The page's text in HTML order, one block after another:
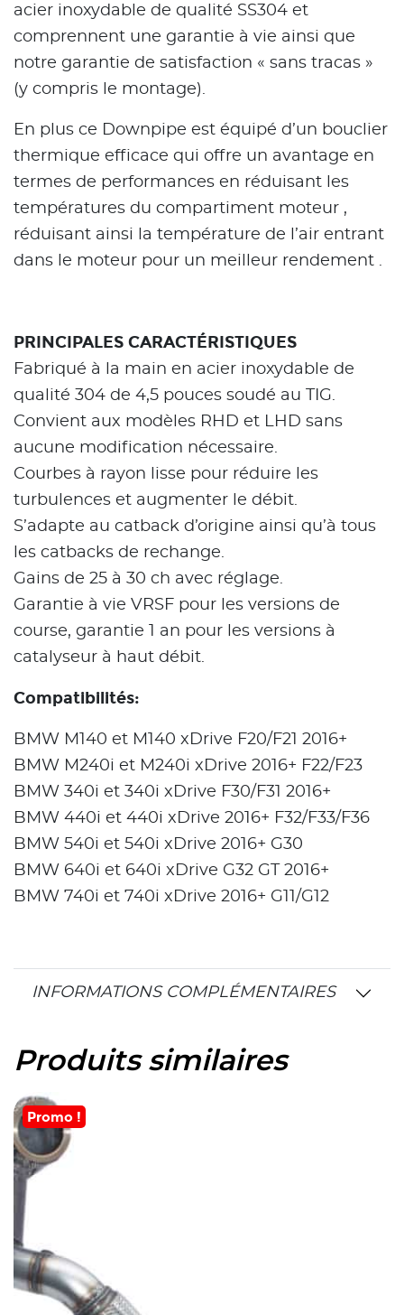
acier inoxydable de qualité SS304 et
comprennent une garantie à vie ainsi que
notre garantie de satisfaction « sans tracas »
(y compris le montage).
En plus ce Downpipe est équipé d’un bouclier
thermique efficace qui offre un avantage en
termes de performances en réduisant les
températures du compartiment moteur ,
réduisant ainsi la température de l’air entrant
dans le moteur pour un meilleur rendement .
PRINCIPALES CARACTÉRISTIQUES
Fabriqué à la main en acier inoxydable de
qualité 304 de 4,5 pouces soudé au TIG.
Convient aux modèles RHD et LHD sans
aucune modification nécessaire.
Courbes à rayon lisse pour réduire les
turbulences et augmenter le débit.
S’adapte au catback d’origine ainsi qu’à tous
les catbacks de rechange.
Gains de 25 à 30 ch avec réglage.
Garantie à vie VRSF pour les versions de
course, garantie 1 an pour les versions à
catalyseur à haut débit.
Compatibilités:
BMW M140 et M140 xDrive F20/F21 2016+
BMW M240i et M240i xDrive 2016+ F22/F23
BMW 340i et 340i xDrive F30/F31 2016+
BMW 440i et 440i xDrive 2016+ F32/F33/F36
BMW 540i et 540i xDrive 2016+ G30
BMW 640i et 640i xDrive G32 GT 2016+
BMW 740i et 740i xDrive 2016+ G11/G12
INFORMATIONS COMPLÉMENTAIRES
Produits similaires
Promo !